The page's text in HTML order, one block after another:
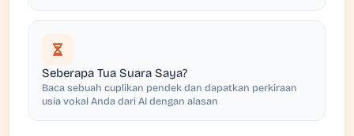
Seberapa Tua Suara Saya?
Baca sebuah cuplikan pendek dan dapatkan perkiraan
usia vokal Anda dari AI dengan alasan